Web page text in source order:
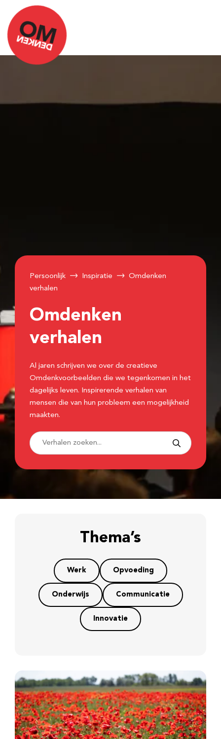
Persoonlijk Inspiratie
Omdenken
verhalen
Omdenken
verhalen
Al jaren schrijven we over de creatieve
Omdenkvoorbeelden die we tegenkomen in het
dagelijks leven. Inspirerende verhalen van
mensen die van hun probleem een mogelijkheid
maakten.
Thema’s
Werk Opvoeding
Onderwijs Communicatie
Innovatie